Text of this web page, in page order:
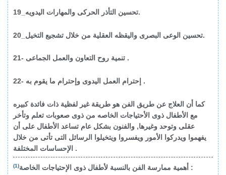
19_تحسين التأذر الحركى والمهارات اليدويه.
20_تحسين الوعى البصرى واليقظه العقلية من خلال تشجيع التخيل.
21- تنمية روح التعاون والعمل الجماعى .
22- إحترام العمل اليدوى وإحترام ما يقوم به .
كما أن العلاج عن طريق الفن هو طريقة غير لفظية ذات فائدة كبيره
مع الأطفال ذوى الأحتياجات الخاصه من ذوى صعوبات تعلم وتأخر
عقلى وتوحد وغيرها, والفنون بشكل عام تساعد الأطفال على أن
يفهموا ويدركوا الأمور ويفسروا ويتخيلوا الرسائل التى تأتى من خلال
الإحساسات المختلفة .
أهمية ممارسة الفن بالنسبة لأطفال ذوى الإحتياجات الخاصة(
1
) :